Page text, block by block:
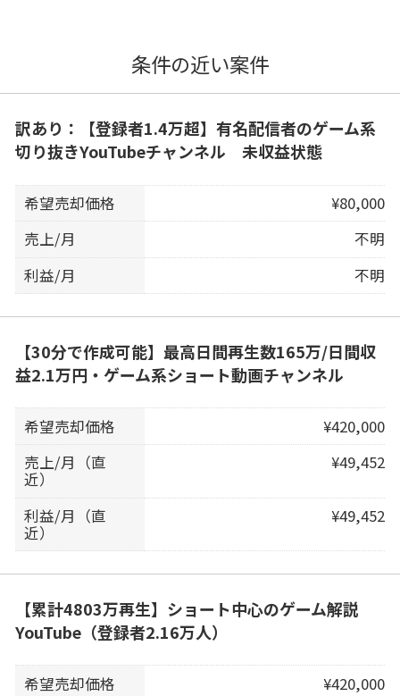
条件の近い案件
訳あり：【登録者1.4万超】有名配信者のゲーム系
切り抜きYouTubeチャンネル 未収益状態
希望売却価格
¥80,000
売上/月
不明
利益/月
不明
【30分で作成可能】最高日間再生数165万/日間収
益2.1万円・ゲーム系ショート動画チャンネル
希望売却価格
¥420,000
売上/月（直
近）
¥49,452
利益/月（直
近）
¥49,452
【累計4803万再生】ショート中心のゲーム解説
YouTube（登録者2.16万人）
希望売却価格
¥420,000